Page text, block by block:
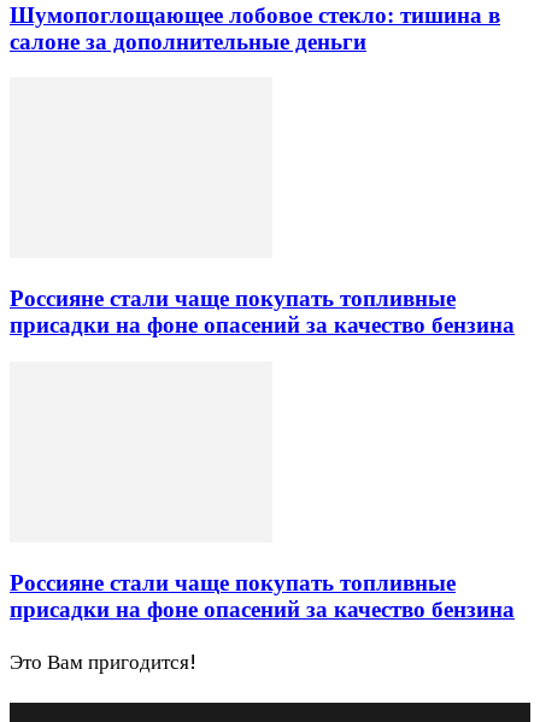
Шумопоглощающее лобовое стекло: тишина в
салоне за дополнительные деньги
Россияне стали чаще покупать топливные
присадки на фоне опасений за качество бензина
Россияне стали чаще покупать топливные
присадки на фоне опасений за качество бензина
Это Вам пригодится!